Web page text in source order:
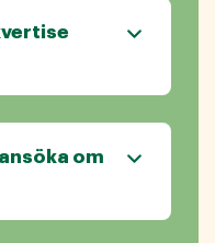
om